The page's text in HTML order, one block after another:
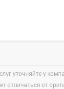
уточняйте у
отличаться от